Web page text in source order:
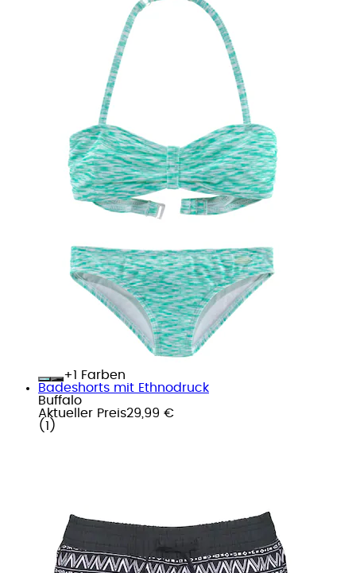
+
Farben
Badeshorts mit Ethnodruck
Buffalo
Aktueller Preis29,99 €
( 1 )